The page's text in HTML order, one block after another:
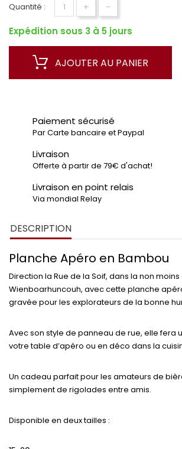
Quantité : +
-
Expédition sous 3 à 5 jours
AJOUTER AU PANIER
Paiement sécurisé
Par Carte bancaire et Paypal
Livraison
Offerte à partir de 79€ d'achat!
Livraison en point relais
Via mondial Relay
DESCRIPTION
Planche Apéro en Bambou
Direction la Rue de la Soif, dans la non
Wienboarhuncouh, avec cette planche
gravée pour les explorateurs de la bonne
Avec son style de panneau de rue, elle fera
votre table d’apéro ou en déco dans la
Un cadeau parfaitpour les amateurs de
simplement de rigolades entre amis.
Disponible en deux tailles :